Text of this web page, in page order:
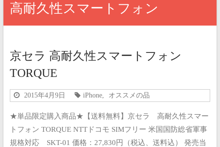
高耐久性スマートフォン
京セラ 高耐久性スマートフォン
TORQUE
2015年4月9日 iPhone, オススメの品
★単品限定購入商品★【送料無料】京セラ 高耐久性スマー
トフォン TORQUE NTTドコモ SIMフリー 米国国防総省軍事
規格対応 SKT-01 価格：27,830円（税込、送料込） 発売当